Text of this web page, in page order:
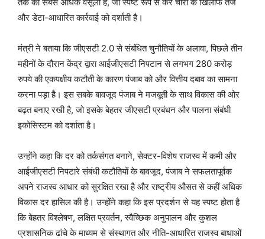
और डेटा-आधारित कार्रवाई को दर्शाती है।
मंत्री ने बताया कि जीएसटी 2.0 से संबंधित चुनौतियों के अलावा, पिछले तीन
महीनों के दौरान केंद्र द्वारा आईजीएसटी निपटान से लगभग 280 करोड़
रुपये की एकपक्षीय कटौती के कारण पंजाब को और वित्तीय दबाव का सामना
करना पड़ा है। इस सबके बावजूद पंजाब ने मजबूती के साथ विकास की ओर
बढ़त बनाए रखी है, जो इसके बेहतर जीएसटी प्रबंधन और पालना संबंधी
इकोसिस्टम को दर्शाता है।
उन्होंने कहा कि दर को तर्कसंगत बनाने, सेक्टर-विशेष राजस्व में कमी और
आईजीएसटी निपटारे संबंधी कटौतियों के बावजूद, पंजाब ने सफलतापूर्वक
अपने राजस्व आधार को सुरक्षित रखा है और राष्ट्रीय औसत से कहीं अधिक
विकास दर हासिल की है। उन्होंने कहा कि इस प्रदर्शन से यह स्पष्ट होता है
कि बेहतर विश्लेषण, लक्षित प्रवर्तन, स्वैच्छिक अनुपालन और कुशल
प्रशासनिक ढांचे के माध्यम से संस्थागत और नीति-आधारित राजस्व बाधाओं